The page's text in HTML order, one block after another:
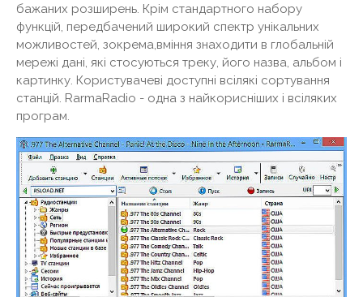
бажаних розширень. Крім стандартного набору
функцій, передбачений широкий спектр унікальних
можливостей, зокрема,вміння знаходити в глобальній
мережі дані, які стосуються треку, його назва, альбом і
картинку. Користувачеві доступні всілякі сортування
станцій. RarmaRadio - одна з найкорисніших і всіляких
програм.